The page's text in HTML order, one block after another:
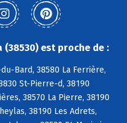
est proche de :
Bard, 38580 La Ferrière,
St-Pierre-d, 38190
38570 La Pierre, 38190
38190 Les Adrets,